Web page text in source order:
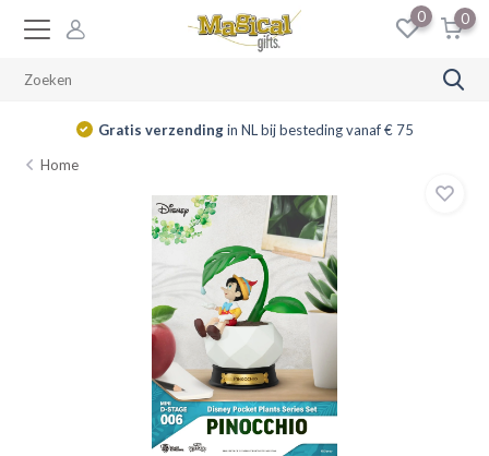
0 0
Gratis verzendingin NL bij besteding vanaf € 75
Home